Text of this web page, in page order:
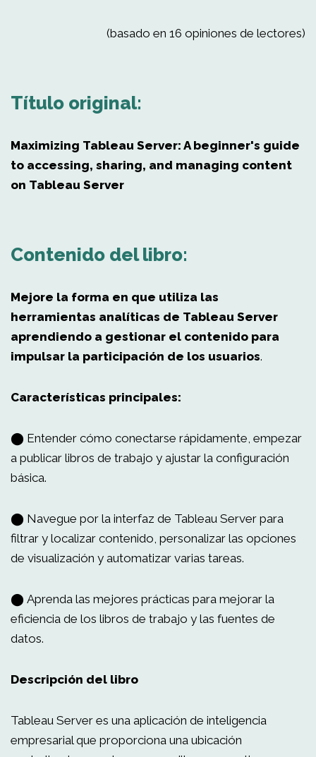
(basado en 16 opiniones de lectores)
Título original:
Maximizing Tableau Server: A beginner's guide
to accessing, sharing, and managing content
on Tableau Server
Contenido del libro:
Mejore la forma en que utiliza las
herramientas analíticas de Tableau Server
aprendiendo a gestionar el contenido para
impulsar la participación de los usuarios.
Características principales:
⬤ Entender cómo conectarse rápidamente, empezar
a publicar libros de trabajo y ajustar la configuración
básica.
⬤ Navegue por la interfaz de Tableau Server para
filtrar y localizar contenido, personalizar las opciones
de visualización y automatizar varias tareas.
⬤ Aprenda las mejores prácticas para mejorar la
eficiencia de los libros de trabajo y las fuentes de
datos.
Descripción del libro
Tableau Server es una aplicación de inteligencia
empresarial que proporciona una ubicación